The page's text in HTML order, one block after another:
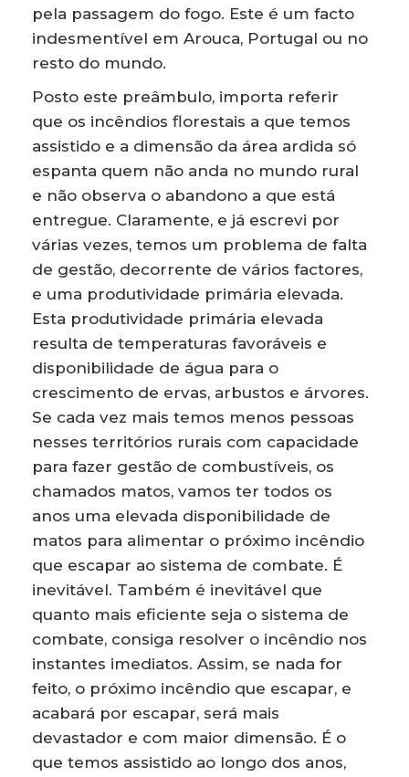
pela passagem do fogo. Este é um facto
indesmentível em Arouca, Portugal ou no
resto do mundo.
Posto este preâmbulo, importa referir
que os incêndios florestais a que temos
assistido e a dimensão da área ardida só
espanta quem não anda no mundo rural
e não observa o abandono a que está
entregue. Claramente, e já escrevi por
várias vezes, temos um problema de falta
de gestão, decorrente de vários factores,
e uma produtividade primária elevada.
Esta produtividade primária elevada
resulta de temperaturas favoráveis e
disponibilidade de água para o
crescimento de ervas, arbustos e árvores.
Se cada vez mais temos menos pessoas
nesses territórios rurais com capacidade
para fazer gestão de combustíveis, os
chamados matos, vamos ter todos os
anos uma elevada disponibilidade de
matos para alimentar o próximo incêndio
que escapar ao sistema de combate. É
inevitável. Também é inevitável que
quanto mais eficiente seja o sistema de
combate, consiga resolver o incêndio nos
instantes imediatos. Assim, se nada for
feito, o próximo incêndio que escapar, e
acabará por escapar, será mais
devastador e com maior dimensão. É o
que temos assistido ao longo dos anos,